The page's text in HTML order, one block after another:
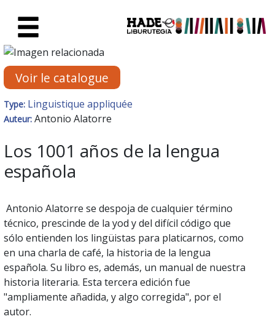
Fiche de Nouveaux Livres -
Voir le catalogue
Type: Linguistique appliquée
Auteur: Antonio Alatorre
Los 1001 años de la lengua
española
Antonio Alatorre se despoja de cualquier término
técnico, prescinde de la yod y del difícil código que
sólo entienden los lingüistas para platicarnos, como
en una charla de café, la historia de la lengua
española. Su libro es, además, un manual de nuestra
historia literaria. Esta tercera edición fue
"ampliamente añadida, y algo corregida", por el
autor.